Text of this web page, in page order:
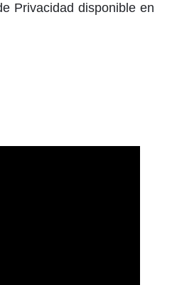
Privacidad disponible en